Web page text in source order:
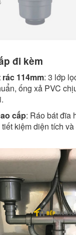
đi kèm
114mm: 3 lớp
ống xả PVC
cấp: Ráo bát đĩa
kiệm diện tích